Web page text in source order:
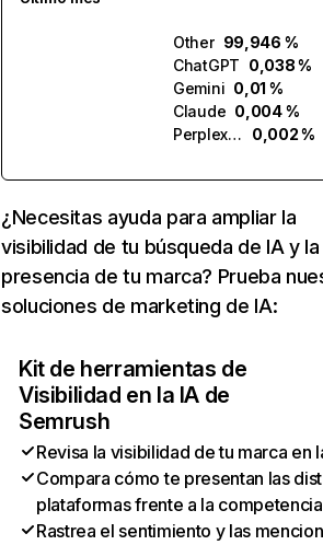
Other 99,946 %
ChatGPT 0,038 %
Gemini 0,01 %
Claude 0,004 %
Perplexity
0,002 %
¿Necesitas ayuda para ampliar la
visibilidad de tu búsqueda de IA y la
presencia de tu marca? Prueba
soluciones de marketing de IA:
Kit de herramientas de
Visibilidad en la IA de
Semrush
Revisa la visibilidad de tu marca en
Compara cómo te presentan las
plataformas frente a la competencia
Rastrea el sentimiento y las